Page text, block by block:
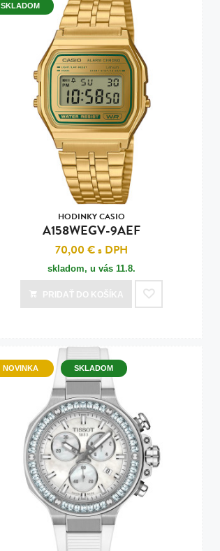
SKLADOM
HODINKY CASIO
A158WEGV-9AEF
70,00 €s DPH
skladom, u vás 11.8.
PRIDAŤDO KOŠÍKA
NOVINKA SKLADOM